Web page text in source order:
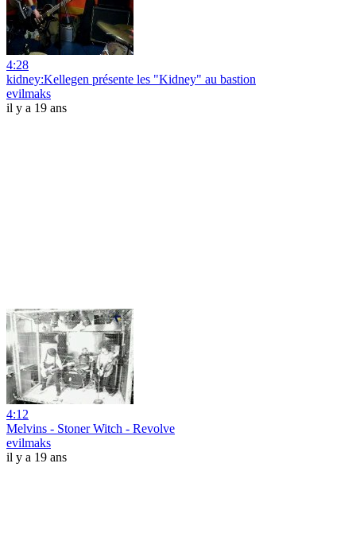
4:28
kidney:Kellegen présente les "Kidney" au bastion
evilmaks
il y a 19 ans
4:12
Melvins - Stoner Witch - Revolve
evilmaks
il y a 19 ans